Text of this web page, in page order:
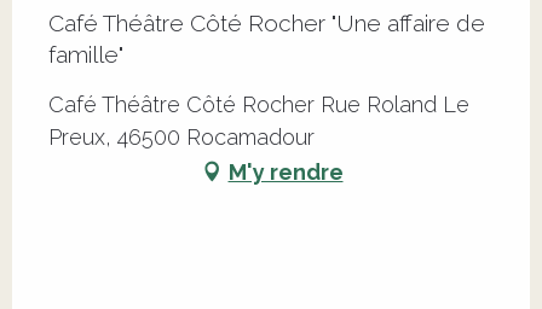
Café Théâtre Côté Rocher "Une affaire de
famille"
Café Théâtre Côté Rocher Rue Roland Le
Preux, 46500 Rocamadour
M'y rendre